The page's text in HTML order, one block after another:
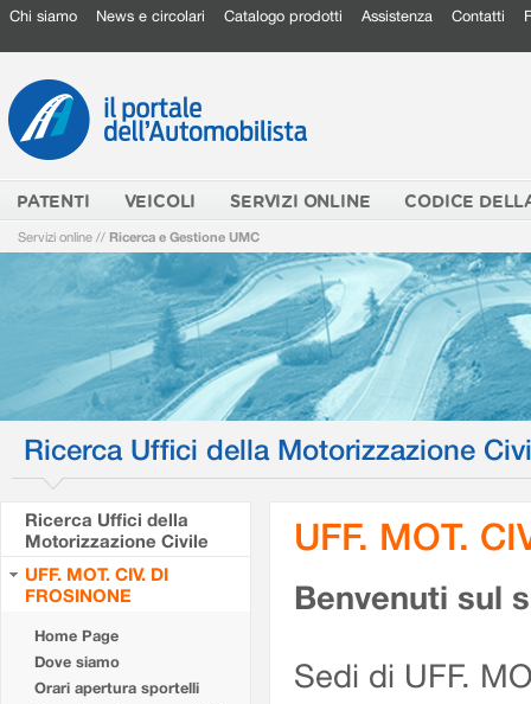
Chi siamo News e circolari Catalogo prodotti Assistenza Contatti
PATENTI VEICOLI SERVIZI ONLINE CODICE
Servizi online // Ricerca e Gestione UMC
Ricerca Uffici della Motorizzazione
Ricerca Uffici della
Motorizzazione Civile
UFF. MOT. CIV. DI
FROSINONE
Home Page
Dove siamo
Orari apertura sportelli
UFF. MOT.
Benvenuti sul
Sedi di UFF.